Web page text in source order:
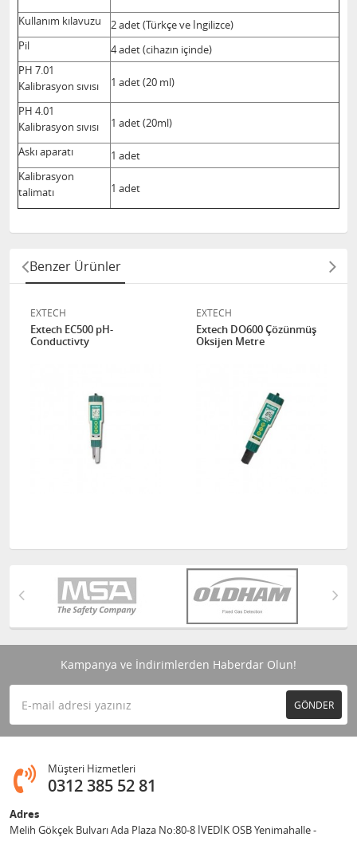
Kullanım kılavuzu
2 adet (Türkçe ve İngilizce)
Pil
4 adet (cihazın içinde)
PH 7.01
Kalibrasyon sıvısı
1 adet (20 ml)
PH 4.01
Kalibrasyon sıvısı
1 adet (20ml)
Askı aparatı
1 adet
Kalibrasyon
talimatı
1 adet
Benzer Ürünler
EXTECH
Extech EC500 pH-
Conductivty
EXTECH
Extech DO600 Çözünmüş
Oksijen Metre
Kampanya ve İndirimlerden Haberdar Olun!
GÖNDER
Müşteri Hizmetleri
0312 385 52 81
Adres
Melih Gökçek Bulvarı Ada Plaza No:80-8 İVEDİK OSB Yenimahalle -